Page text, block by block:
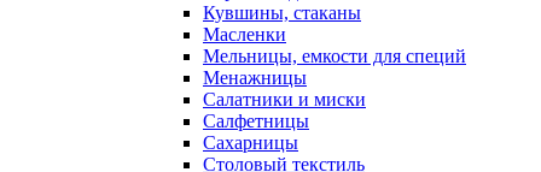
Кувшины, стаканы
Масленки
Мельницы, емкости для специй
Менажницы
Салатники и миски
Салфетницы
Сахарницы
Столовый текстиль